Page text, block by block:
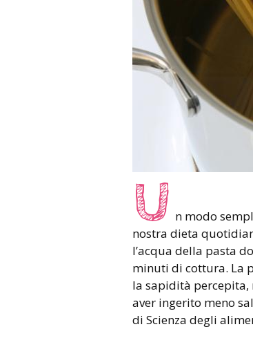
U n modo
nostra dieta
l’acqua della pasta
minuti di cottura. La
la sapidità percepita,
aver ingerito meno
di Scienza degli